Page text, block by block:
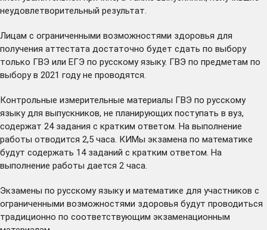
неудовлетворительный результат.
Лицам с ограниченными возможностями здоровья для
получения аттестата достаточно будет сдать по выбору
только ГВЭ или ЕГЭ по русскому языку. ГВЭ по предметам по
выбору в 2021 году не проводятся.
Контрольные измерительные материалы ГВЭ по русскому
языку для выпускников, не планирующих поступать в вуз,
содержат 24 задания с кратким ответом. На выполнение
работы отводится 2,5 часа. КИМы экзамена по математике
будут содержать 14 заданий с кратким ответом. На
выполнение работы дается 2 часа.
Экзамены по русскому языку и математике для участников с
ограниченными возможностями здоровья будут проводиться
традиционно по соответствующим экзаменационным